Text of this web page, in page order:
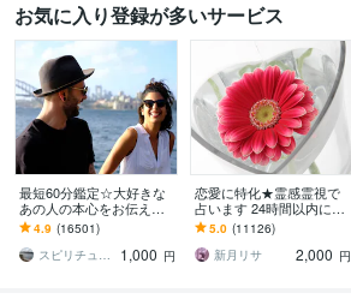
お気に入り登録が多いサービス
最短60分鑑定☆大好きな
あの人の本心をお伝えし
ます 【詳細不要】好きな
人の本音と将来への思
い。私をどう思ってる？
4.9 (16501)
スピリチュアルカウンセラー沙耶美
1,000 円
恋愛に特化★霊感霊視で
占います 24時間以内に返
信、スピリチュアル鑑定
5.0 (11126)
新月リサ
2,000 円